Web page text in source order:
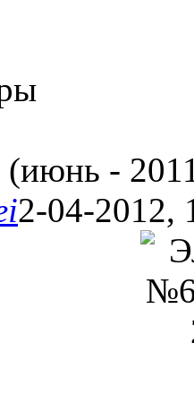
-
2-04-2012,